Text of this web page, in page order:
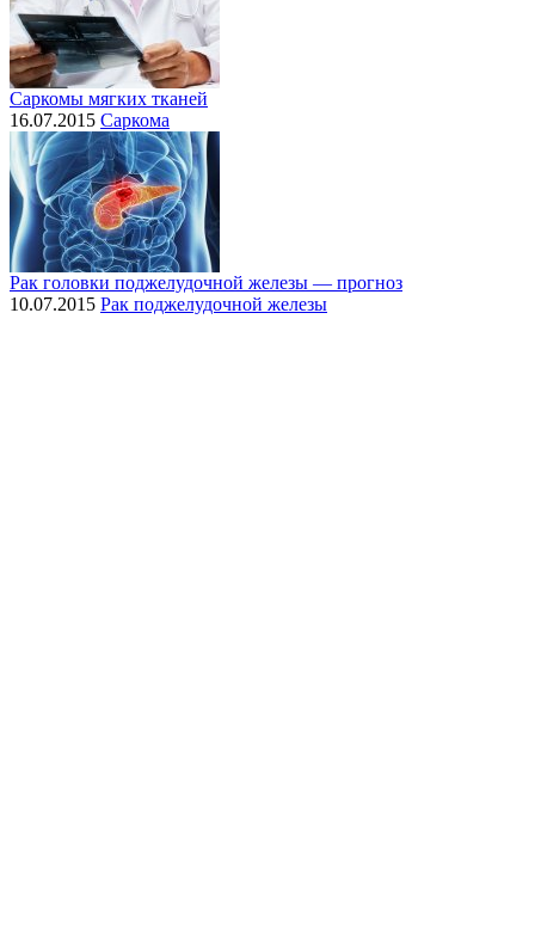
Саркомы мягких тканей
16.07.2015 Саркома
Рак головки поджелудочной железы — прогноз
10.07.2015 Рак поджелудочной железы